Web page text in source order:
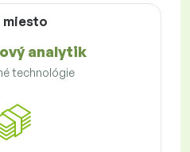
miesto
analytik
technológie